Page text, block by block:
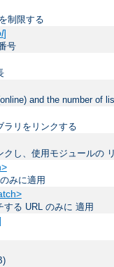
制限する
]
号
and the number of
ラリをリンクする
し、使用モジュールの
みに適用
する URL のみに 適用